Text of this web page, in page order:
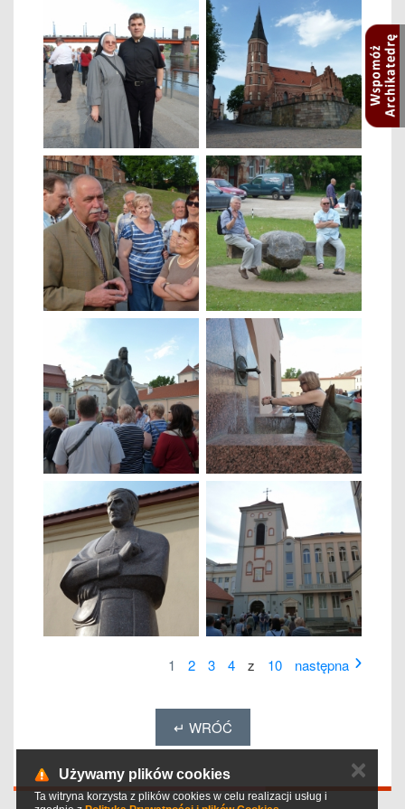
1 2 3 4 z 10 następna
↵ WRÓĆ
Używamy plików cookies
Ta witryna korzysta z plików cookies w celu realizacji usług i
✕